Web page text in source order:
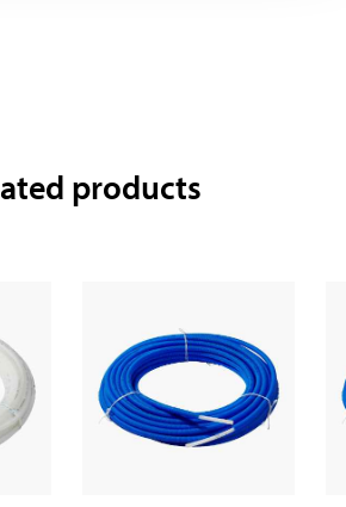
products